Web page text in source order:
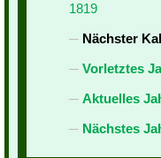
1819
Nächster
Vorletztes
Aktuelles
Nächstes